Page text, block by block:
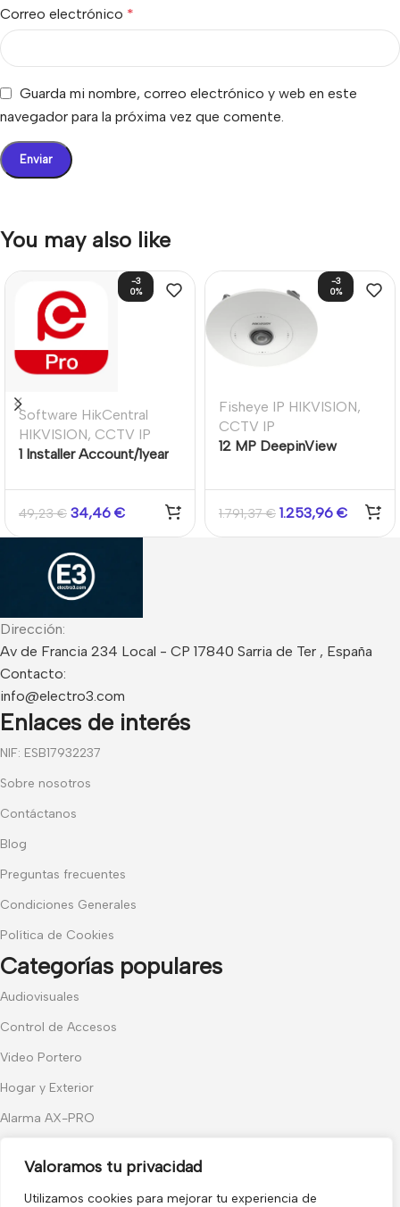
Valoramos tu privacidad
Utilizamos cookies para mejorar tu experiencia de
Correo electrónico *
Guarda mi nombre, correo electrónico y web en este
navegador para la próxima vez que comente.
You may also like
-3
0%
Software HikCentral
HIKVISION, CCTV IP
1 Installer Account/1year
49,23€ 34,46 €
-3
0%
Fisheye IP HIKVISION,
CCTV IP
12 MP DeepinView
1.791,37€ 1.253,96 €
Dirección:
Av de Francia 234 Local - CP 17840 Sarria de Ter , España
Contacto:
info@electro3.com
Enlaces de interés
NIF: ESB17932237
Sobre nosotros
Contáctanos
Blog
Preguntas frecuentes
Condiciones Generales
Política de Cookies
Categorías populares
Audiovisuales
Control de Accesos
Video Portero
Hogar y Exterior
Alarma AX-PRO
Únete a nuestras novedades